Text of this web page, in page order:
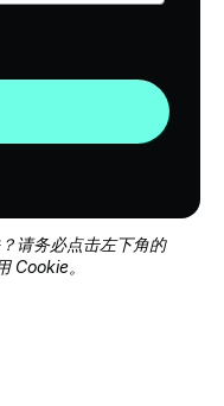
请务必点击左下角的
Cookie。